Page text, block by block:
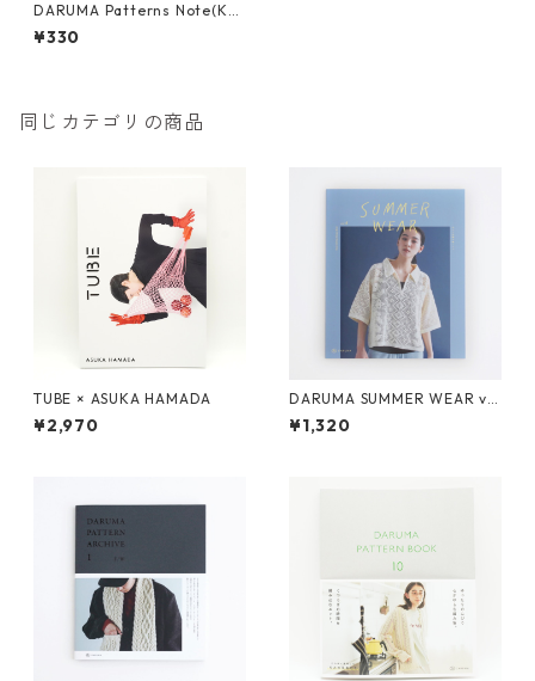
DARUMA Patterns Note(KN1
7)
¥330
同じカテゴリの商品
TUBE × ASUKA HAMADA
¥2,970
DARUMA SUMMER WEAR vo
l.4
¥1,320